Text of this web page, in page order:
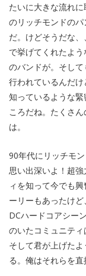
たいに大きな流れ
のリッチモンドの
だ。けどそうだな
で挙げてくれたよ
のバンドが。そし
行われているんだ
知っているような
ころだね。たくさ
は。
90年代にリッチモ
思い出深いよ！超
ィを知って今でも
ーリーもあったけ
DCハードコアシー
のいたコミュニティ
そして君が上げた
る。俺はそれらを直